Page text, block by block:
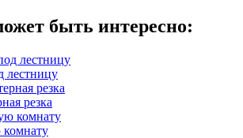
быть интересно:
лестницу
резка